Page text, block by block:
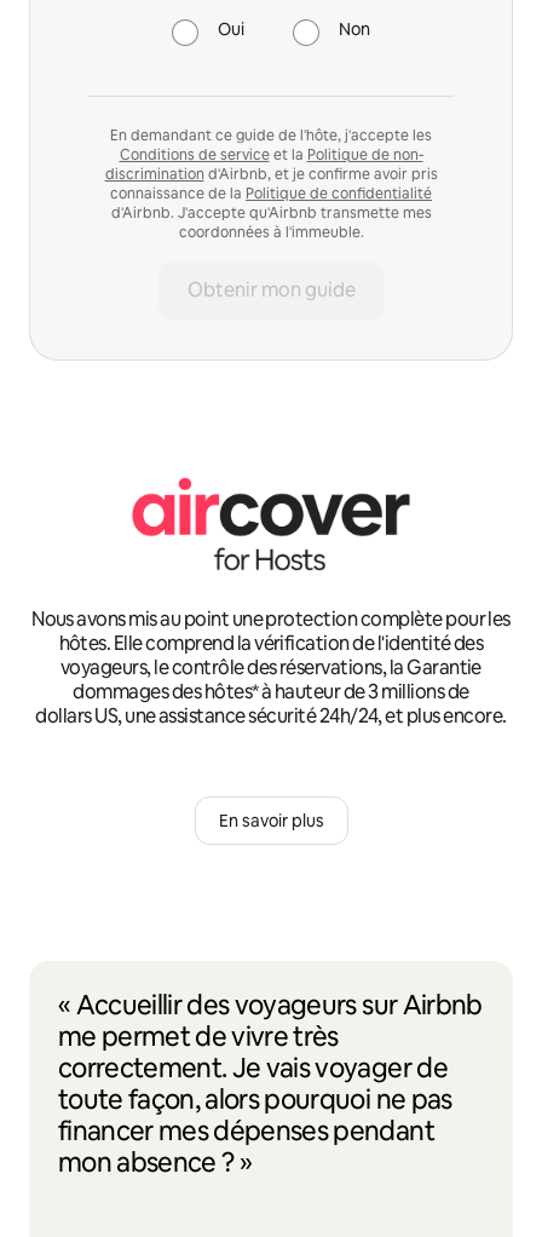
Oui Non
En demandant ce guide de l'hôte, j'accepte les
Conditions de serviceet la Politique de non-
discrimination d'Airbnb, et je confirme avoir pris
connaissance de la Politique de confidentialité
d'Airbnb. J'accepte qu'Airbnb transmette mes
coordonnées à l'immeuble.
Obtenir mon guide
Nous avons mis au point une protection complète pour les
hôtes. Elle comprend la vérification de l'identité des
voyageurs, le contrôle des réservations, la Garantie
dommages des hôtes* à hauteur de 3 millions de
dollars US, une assistance sécurité 24h/24, et plus encore.
En savoir plus
« Accueillir des voyageurs sur Airbnb
me permet de vivre très
correctement. Je vais voyager de
toute façon, alors pourquoi ne pas
financer mes dépenses pendant
mon absence ? »